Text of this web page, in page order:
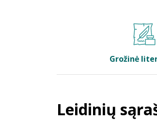
Grožinė
Leidinių